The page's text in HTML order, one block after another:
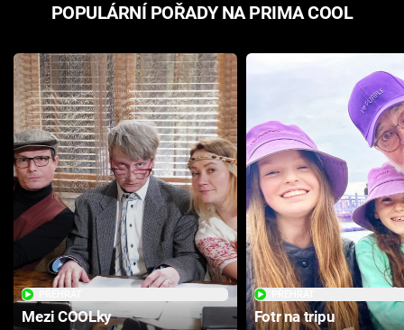
POPULÁRNÍ POŘADY NA PRIMA COOL
Mezi COOLky Fotr na tripu